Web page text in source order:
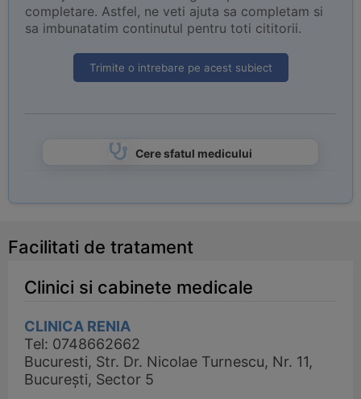
completare. Astfel, ne veti ajuta sa completam si
sa imbunatatim continutul pentru toti cititorii.
Trimite o intrebare pe acest subiect
Cere sfatul medicului
Facilitati de tratament
Clinici si cabinete medicale
CLINICA RENIA
Tel: 0748662662
Bucuresti, Str. Dr. Nicolae Turnescu, Nr. 11,
București, Sector 5